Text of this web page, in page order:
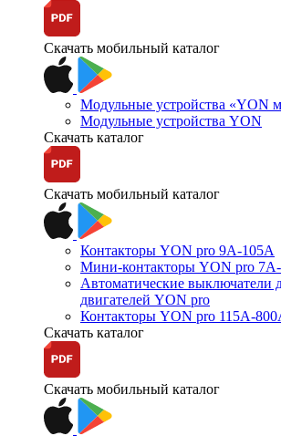
Скачать мобильный каталог
Модульные устройства «YON
Модульные устройства YON
Скачать каталог
Скачать мобильный каталог
Контакторы YON pro 9А-105А
Мини-контакторы YON pro 7А-
Автоматические выключатели
двигателей YON pro
Контакторы YON pro 115А-
Скачать каталог
Скачать мобильный каталог